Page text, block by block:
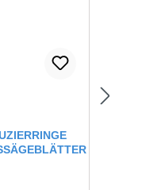
5 von 5 Sternen